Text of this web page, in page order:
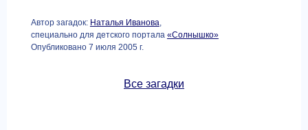
Автор загадок: Наталья Иванова,
специально для детского портала «Солнышко»
Опубликовано 7 июля 2005 г.
Все загадки